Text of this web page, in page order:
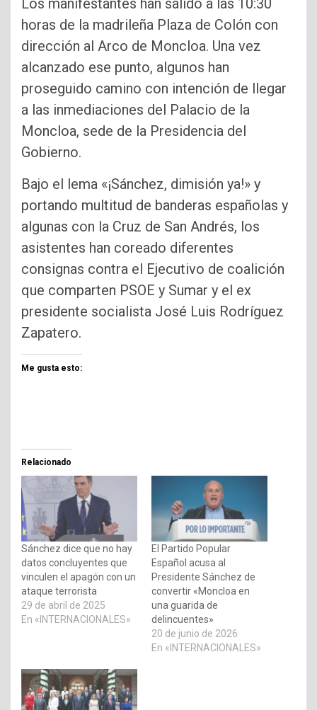
horas de la madrileña Plaza de Colón con
dirección al Arco de Moncloa. Una vez
alcanzado ese punto, algunos han
proseguido camino con intención de llegar
a las inmediaciones del Palacio de la
Moncloa, sede de la Presidencia del
Gobierno.
Bajo el lema «¡Sánchez, dimisión ya!» y
portando multitud de banderas españolas y
algunas con la Cruz de San Andrés, los
asistentes han coreado diferentes
consignas contra el Ejecutivo de coalición
que comparten PSOE y Sumar y el ex
presidente socialista José Luis Rodríguez
Zapatero.
Me gusta esto:
Relacionado
Sánchez dice que no hay
datos concluyentes que
vinculen el apagón con un
ataque terrorista
29 de abril de 2025
En «INTERNACIONALES»
El Partido Popular
Español acusa al
Presidente Sánchez de
convertir «Moncloa en
una guarida de
delincuentes»
20 de junio de 2026
En «INTERNACIONALES»